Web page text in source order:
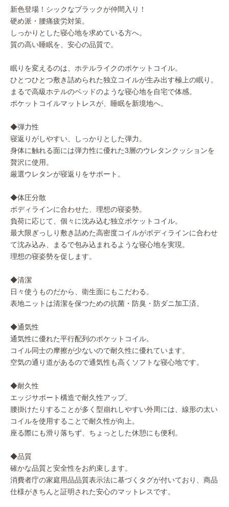
新色登場！シックなブラックが仲間入り！
硬め派・腰痛疲労対策。
しっかりとした寝心地を求めている方へ。
質の高い睡眠を、安心の品質で。
眠りを変えるのは、ホテルライクのポケットコイル。
ひとつひとつ敷き詰められた独立コイルが生み出す極上の眠り。
まるで高級ホテルのベッドのような寝心地を自宅で体感。
ポケットコイルマットレスが、睡眠を新境地へ。
◆弾力性
寝返りがしやすい、しっかりとした弾力。
身体に触れる面には弾力性に優れた3層のウレタンクッションを
贅沢に使用。
厳選ウレタンが寝返りをサポート。
◆体圧分散
ボディラインに合わせた、理想の寝姿勢。
負荷に応じて、個々に沈み込む独立ポケットコイル。
最大限ぎっしり敷き詰めた高密度コイルがボディラインに合わせ
て沈み込み、まるで包み込まれるような寝心地を実現。
理想の寝姿勢を促します。
◆清潔
日々使うものだから、衛生面にもこだわる。
表地ニットは清潔を保つための抗菌・防臭・防ダニ加工済。
◆通気性
通気性に優れた平行配列のポケットコイル。
コイル同士の摩擦が少ないので耐久性に優れています。
空気の通り道があるので通気性も高くソフトな寝心地です。
◆耐久性
エッジサポート構造で耐久性アップ。
腰掛けたりすることが多く型崩れしやすい外周には、線形の太い
コイルを使用することで耐久性が向上。
座る際にも滑り落ちず、ちょっとした休憩にも便利。
◆品質
確かな品質と安全性をお約束します。
消費者庁の家庭用品品質表示法に基づくタグが付いており、商品
仕様がきちんと証明された安心のマットレスです。